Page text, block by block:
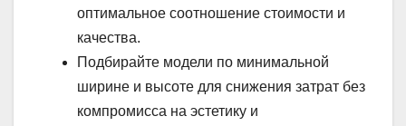
оптимальное соотношение стоимости и
качества.
Подбирайте модели по минимальной
ширине и высоте для снижения затрат без
компромисса на эстетику и